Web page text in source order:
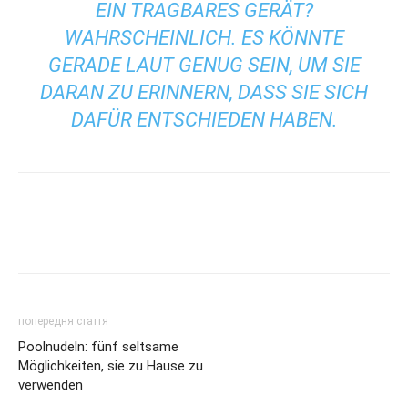
EIN TRAGBARES GERÄT?
WAHRSCHEINLICH. ES KÖNNTE
GERADE LAUT GENUG SEIN, UM SIE
DARAN ZU ERINNERN, DASS SIE SICH
DAFÜR ENTSCHIEDEN HABEN.
попередня стаття
Poolnudeln: fünf seltsame
Möglichkeiten, sie zu Hause zu
verwenden